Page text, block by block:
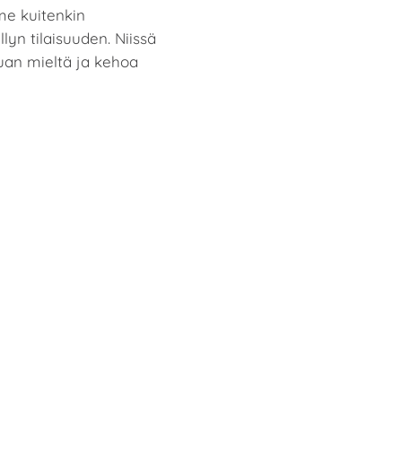
kuitenkin
tilaisuuden. Niissä
mieltä ja kehoa